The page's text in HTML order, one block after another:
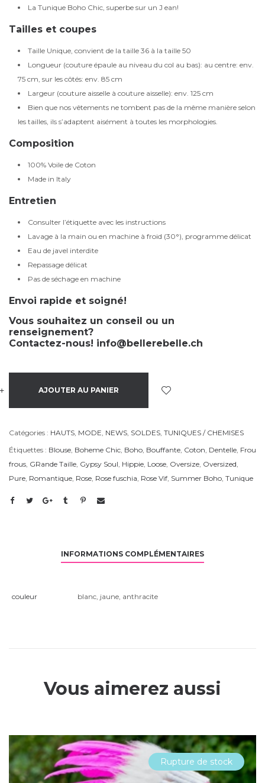
La Tunique Boho Chic, superbe sur un J ean!
Tailles et coupes
Taille Unique, convient de la taille 36 à la taille 50
Longueur (couture épaule au niveau du col au bas): au centre: env.
75 cm, sur les côtés: env. 85 cm
Largeur (couture aisselle à couture aisselle): env. 125 cm
Bien que nos vêtements ne tombent pas de la même manière selon
les tailles, ils s’adaptent aisément à toutes les morphologies.
Composition
100% Voile de Coton
Made in Italy
Entretien
Consulter l’étiquette avec les instructions
Lavage à la main ou en machine à froid (30°), programme délicat
Eau de javel interdite
Repassage délicat
Pas de séchage en machine
Envoi rapide et soigné!
Vous souhaitez un conseil ou un
renseignement?
Contactez-nous! info@bellerebelle.ch
+ AJOUTER AU PANIER
Catégories : HAUTS MODE NEWS SOLDES TUNIQUES / CHEMISES
Étiquettes : Blouse Boheme Chic Boho Bouffante Coton Dentelle Frou
frous GRande Taille Gypsy Soul Hippie Loose Oversize Oversized
Pure Romantique Rose Rose fuschia Rose Vif Summer Boho Tunique
INFORMATIONS COMPLÉMENTAIRES
couleur blanc jaune anthracite
Vous aimerez aussi
Rupture de stock